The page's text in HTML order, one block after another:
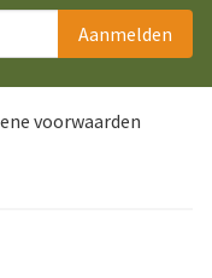
Aanmelden
voorwaarden